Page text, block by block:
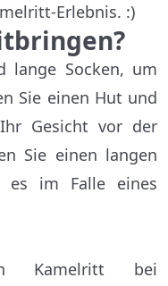
Erlebnis. :)
lange Socken, um
Sie einen Hut und
Gesicht vor der
Sie einen langen
es im Falle eines
Kamelritt bei